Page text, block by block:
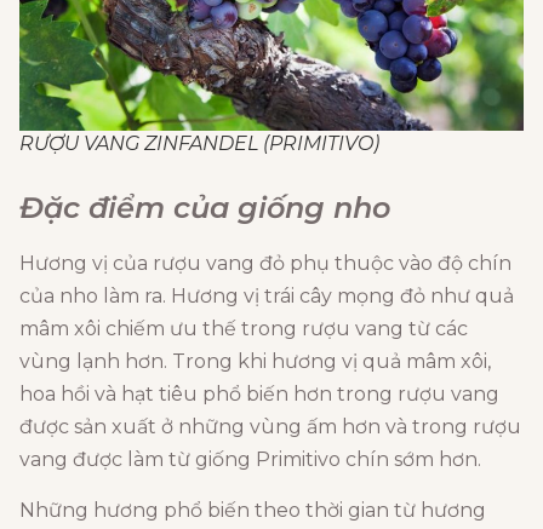
RƯỢU VANG ZINFANDEL (PRIMITIVO)
Đặc điểm của giống nho
Hương vị của rượu vang đỏ phụ thuộc vào độ chín
của nho làm ra. Hương vị trái cây mọng đỏ như quả
mâm xôi chiếm ưu thế trong rượu vang từ các
vùng lạnh hơn. Trong khi hương vị quả mâm xôi,
hoa hồi và hạt tiêu phổ biến hơn trong rượu vang
được sản xuất ở những vùng ấm hơn và trong rượu
vang được làm từ giống Primitivo chín sớm hơn.
Những hương phổ biến theo thời gian từ hương